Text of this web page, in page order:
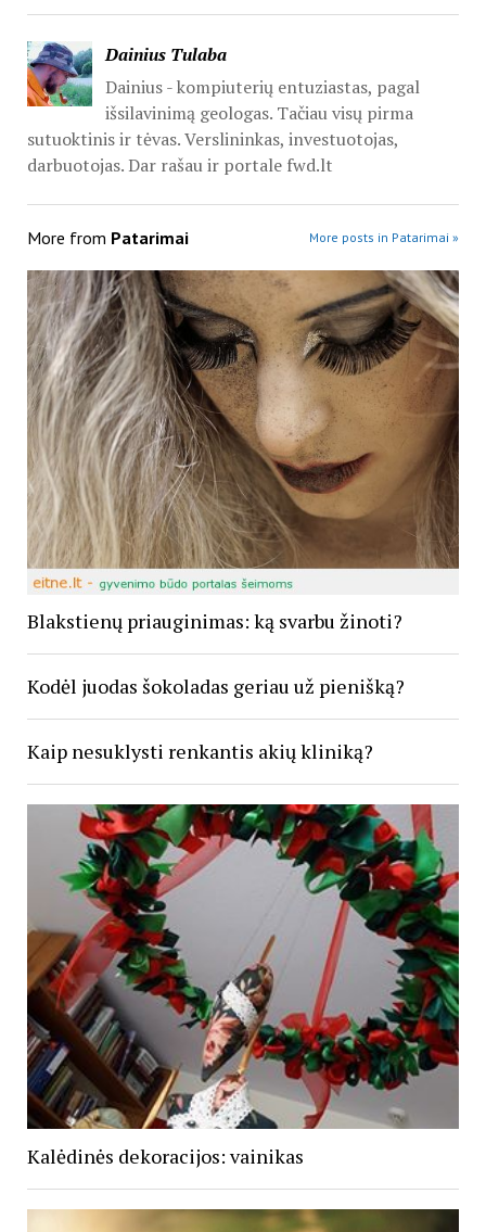
Dainius Tulaba
Dainius - kompiuterių entuziastas, pagal
išsilavinimą geologas. Tačiau visų pirma
sutuoktinis ir tėvas. Verslininkas, investuotojas,
darbuotojas. Dar rašau ir portale fwd.lt
More from Patarimai More posts in Patarimai »
Blakstienų priauginimas: ką svarbu žinoti?
Kodėl juodas šokoladas geriau už pienišką?
Kaip nesuklysti renkantis akių kliniką?
Kalėdinės dekoracijos: vainikas